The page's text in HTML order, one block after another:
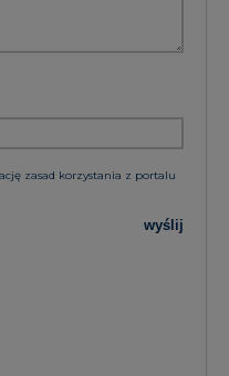
zasad korzystania z portalu
wyślij